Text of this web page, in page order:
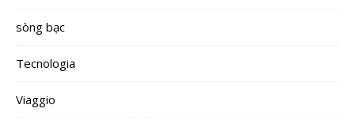
sòng bạc
Tecnologia
Viaggio